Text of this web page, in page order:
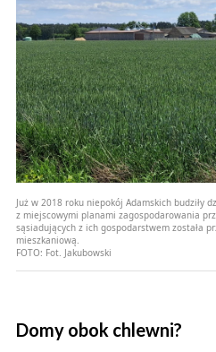
Już w 2018 roku niepokój Adamskich budziły
z miejscowymi planami zagospodarowania
sąsiadujących z ich gospodarstwem została
mieszkaniową.
FOTO: Fot. Jakubowski
Domy obok chlewni?